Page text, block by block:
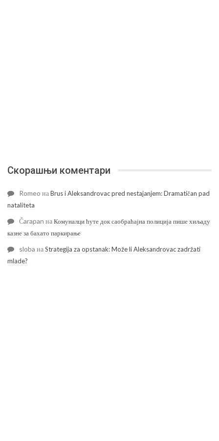
Скорашњи коментари
Romeo наBrus i Aleksandrovac pred nestajanjem: Dramatičan pad
nataliteta
Čarapan наКомуналци ћуте док саобраћајна полиција пише хиљаду
казне за бахато паркирање
sloba наStrategija za opstanak: Može li Aleksandrovac zadržati
mlade?